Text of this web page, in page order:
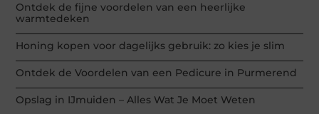
Ontdek de fijne voordelen van een heerlijke
warmtedeken
Honing kopen voor dagelijks gebruik: zo kies je slim
Ontdek de Voordelen van een Pedicure in Purmerend
Opslag in IJmuiden – Alles Wat Je Moet Weten